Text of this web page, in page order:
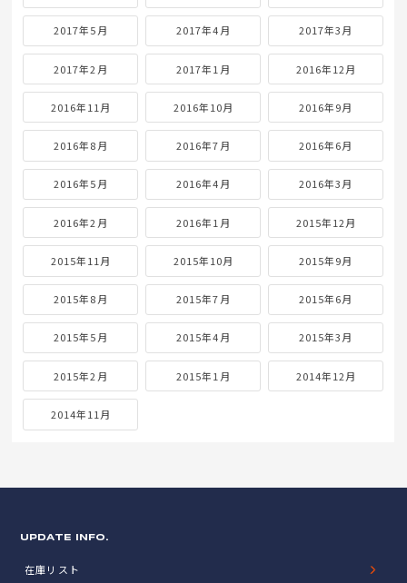
2017年5月 2017年4月 2017年3月
2017年2月 2017年1月 2016年12月
2016年11月 2016年10月 2016年9月
2016年8月 2016年7月 2016年6月
2016年5月 2016年4月 2016年3月
2016年2月 2016年1月 2015年12月
2015年11月 2015年10月 2015年9月
2015年8月 2015年7月 2015年6月
2015年5月 2015年4月 2015年3月
2015年2月 2015年1月 2014年12月
2014年11月
UPDATE INFO.
在庫リスト